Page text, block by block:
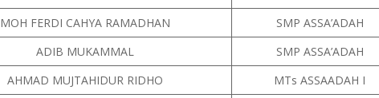
MOH FERDI CAHYA RAMADHAN SMP ASSA’ADAH
ADIB MUKAMMAL SMP ASSA’ADAH
AHMAD MUJTAHIDUR RIDHO MTs ASSAADAH I